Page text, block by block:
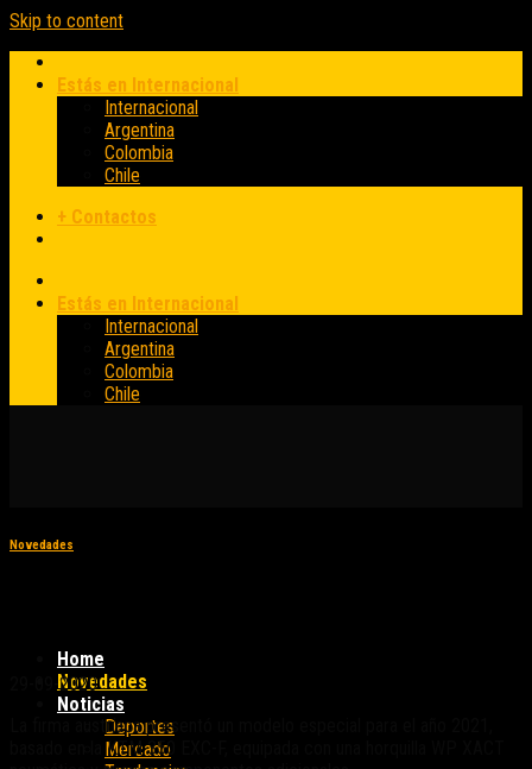
Skip to content
Estás en Internacional
Internacional
Argentina
Colombia
Chile
+ Contactos
Estás en Internacional
Internacional
Argentina
Colombia
Chile
Home
Novedades
Noticias
Deportes
Mercado
Novedades
29-09-2020
La firma austríaca presentó un modelo especial para el año 2021,
basado en la KTM 350 EXC-F, equipada con una horquilla WP XACT